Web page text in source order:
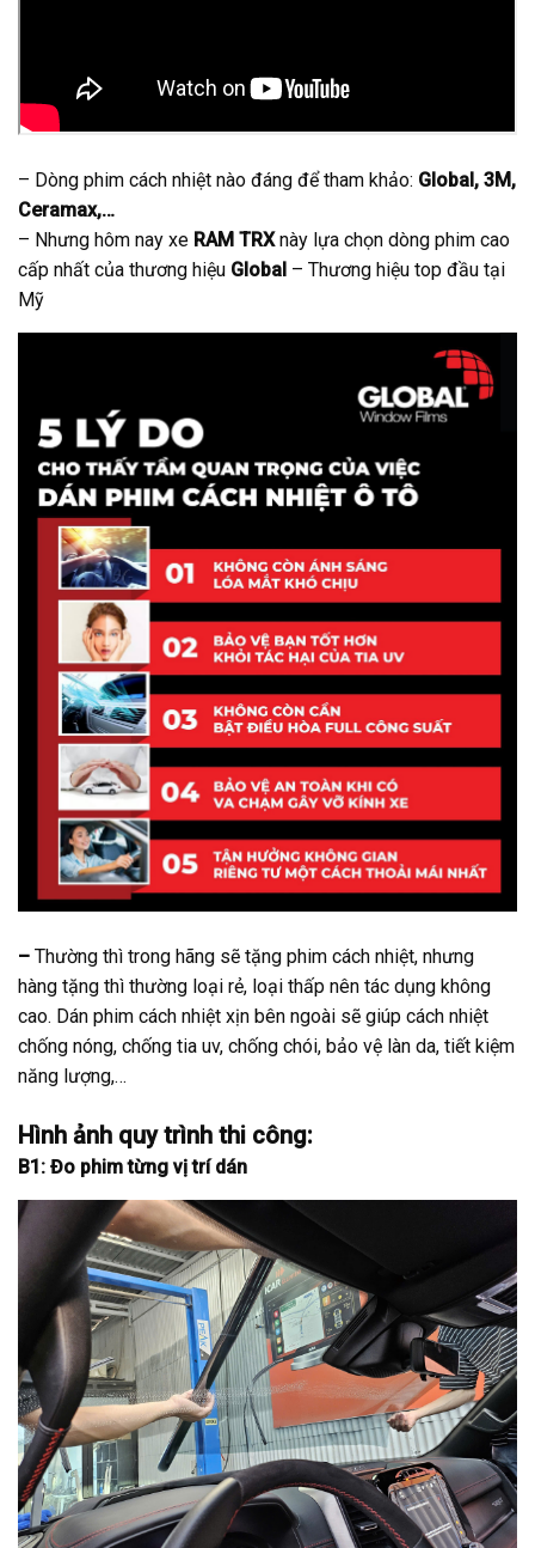
– Dòng phim cách nhiệt nào đáng để tham khảo: Global, 3M,
Ceramax,…
– Nhưng hôm nay xe RAM TRXnày lựa chọn dòng phim cao
cấp nhất của thương hiệu Global – Thương hiệu top đầu tại
Mỹ
– Thường thì trong hãng sẽ tặng phim cách nhiệt, nhưng
hàng tặng thì thường loại rẻ, loại thấp nên tác dụng không
cao. Dán phim cách nhiệt xịn bên ngoài sẽ giúp cách nhiệt
chống nóng, chống tia uv, chống chói, bảo vệ làn da, tiết kiệm
năng lượng,…
Hình ảnh quy trình thi công:
B1: Đo phim từng vị trí dán